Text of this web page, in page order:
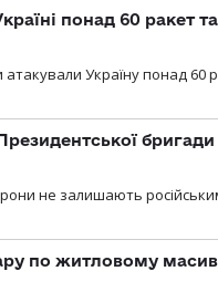
понад 60 ракет
атакували Україну понад 60
бригади
не залишають
по житловому